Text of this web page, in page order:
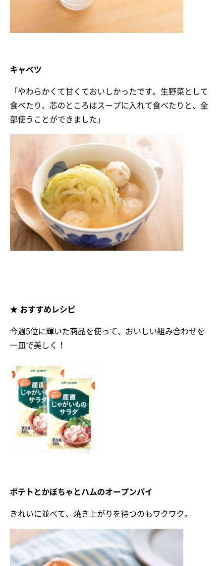
キャベツ
「やわらかくて甘くておいしかったです。生野菜として
食べたり、芯のところはスープに入れて食べたりと、全
部使うことができました」
★ おすすめレシピ
今週5位に輝いた商品を使って、おいしい組み合わせを
一皿で美しく！
ポテトとかぼちゃとハムのオープンパイ
きれいに並べて、焼き上がりを待つのもワクワク。